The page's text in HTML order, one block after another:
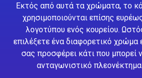
Εκτός από αυτά τα χρώματα, το
χρησιμοποιούνται επίσης
λογοτύπου ενός κουρείου.
επιλέξετε ένα διαφορετικό
σας προσφέρει κάτι που μπορεί
ανταγωνιστικό